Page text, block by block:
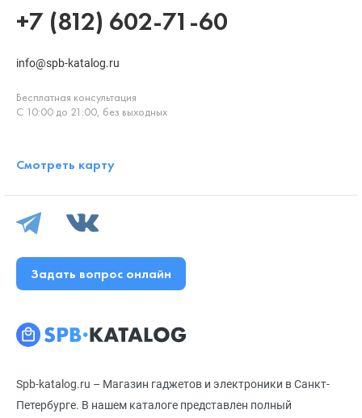
Spb-katalog.ru – Магазин гаджетов и электроники в Санкт-
Петербурге. В нашем каталоге представлен полный
+7 (812) 602-71-60
info@spb-katalog.ru
Бесплатная консультация
С 10:00 до 21:00, без выходных
Смотреть карту
Задать вопрос онлайн